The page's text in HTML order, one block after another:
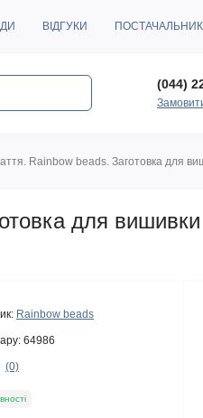
ВІДГУКИ
(044)
Rainbow beads. Заготовка для
для вишивки
Rainbow beads
64986
(0)